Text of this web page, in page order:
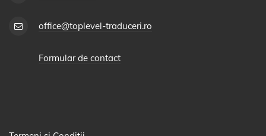
office@toplevel-traduceri.ro
Formular de contact